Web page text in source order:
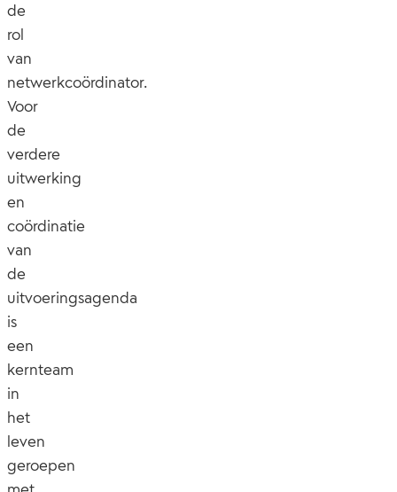
de
rol
van
netwerkcoördinator.
Voor
de
verdere
uitwerking
en
coördinatie
van
de
uitvoeringsagenda
is
een
kernteam
in
het
leven
geroepen